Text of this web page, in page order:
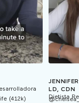
(412k)
LD, CDN
Dietista